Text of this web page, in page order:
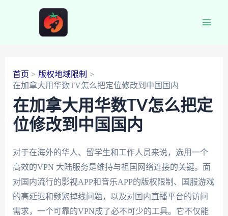
首页
版权地域限制
在加拿大用华数TV怎么把定位修改到中国国内
在加拿大用华数TV怎么把定
位修改到中国国内
对于在海外的华人、留学生和工作人员来说，选用一个
高效的VPN 大陆服务是维持与祖国网络连接的关键。面
对国内流行的影视APP和音乐APP的版权限制、国服游戏
的高延迟和频繁掉线问题，以及对国内直播平台的访问
需求，一个可靠的VPN成了必不可少的工具。它不仅能